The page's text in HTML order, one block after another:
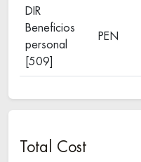
DIR
Beneficios
personal
[509]
PEN
Total Cost